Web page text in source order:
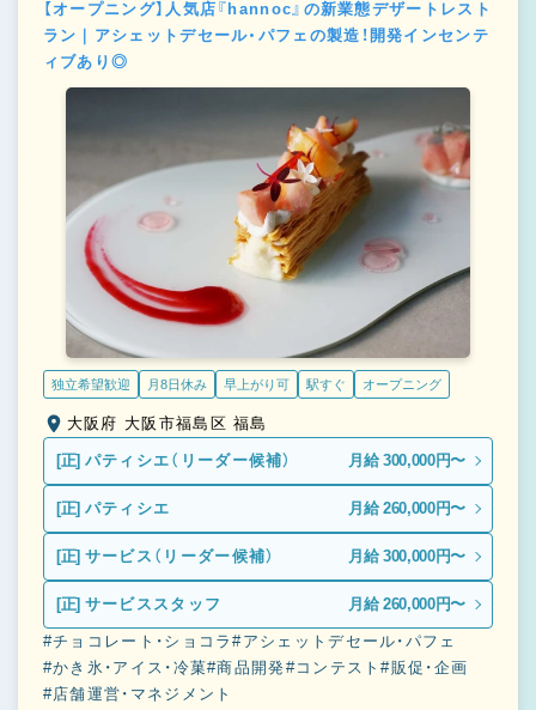
【オープニング】人気店『hannoc』の新業態デザートレスト
ラン｜アシェットデセール・パフェの製造！開発インセンテ
ィブあり◎
独立希望歓迎 月8日休み 早上がり可 駅すぐ オープニング
大阪府 大阪市福島区 福島
[正] パティシエ（リーダー候補） 月給 300,000円〜
[正] パティシエ 月給 260,000円〜
[正] サービス（リーダー候補） 月給 300,000円〜
[正] サービススタッフ 月給 260,000円〜
#チョコレート・ショコラ#アシェットデセール・パフェ
#かき氷・アイス・冷菓#商品開発#コンテスト#販促・企画
#店舗運営・マネジメント